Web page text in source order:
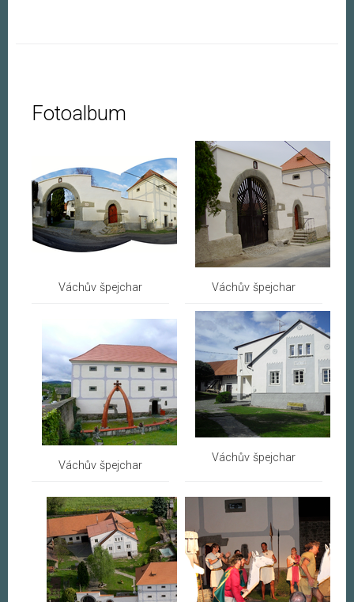
Fotoalbum
Váchův špejchar Váchův špejchar
Váchův špejchar
Váchův špejchar